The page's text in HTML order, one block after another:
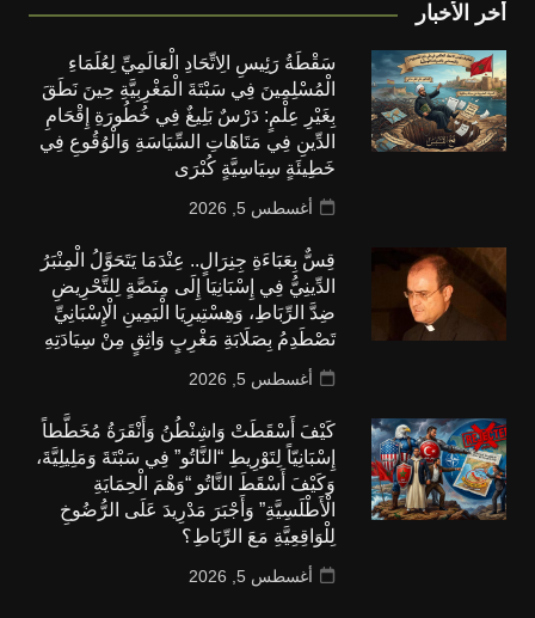
أخر الأخبار
سَقْطَةُ رَئِيسِ الِاتِّحَادِ الْعَالَمِيِّ لِعُلَمَاءِ
الْمُسْلِمِينَ فِي سَبْتَةَ الْمَغْرِبِيَّةِ حِينَ نَطَقَ
بِغَيْرِ عِلْمٍ: دَرْسٌ بَلِيغٌ فِي خُطُورَةِ إِقْحَامِ
الدِّينِ فِي مَتَاهَاتِ السِّيَاسَةِ وَالْوُقُوعِ فِي
خَطِيئَةٍ سِيَاسِيَّةٍ كُبْرَى
أغسطس 5, 2026
قِسٌّ بِعَبَاءَةِ جِنِرَالٍ.. عِنْدَمَا يَتَحَوَّلُ الْمِنْبَرُ
الدِّينِيُّ فِي إِسْبَانِيَا إِلَى مِنَصَّةٍ لِلتَّحْرِيضِ
ضِدَّ الرِّبَاطِ، وَهِسْتِيرِيَا الْيَمِينِ الْإِسْبَانِيِّ
تَصْطَدِمُ بِصَلَابَةِ مَغْرِبٍ وَاثِقٍ مِنْ سِيَادَتِهِ
أغسطس 5, 2026
كَيْفَ أَسْقَطَتْ وَاشِنْطُنُ وَأَنْقَرَةُ مُخَطَّطاً
إِسْبَانِيّاً لِتَوْرِيطِ “النَّاتُو” فِي سَبْتَةَ وَمَلِيلِيَّةَ،
وَكَيْفَ أَسْقَطَ النَّاتُو “وَهْمَ الْحِمَايَةِ
الْأَطْلَسِيَّةِ” وَأَجْبَرَ مَدْرِيدَ عَلَى الرُّضُوخِ
لِلْوَاقِعِيَّةِ مَعَ الرِّبَاطِ؟
أغسطس 5, 2026